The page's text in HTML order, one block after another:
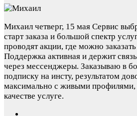
Михаил четверг, 15 мая Сервис
старт заказа и большой спектр
проводят акции, где можно
Поддержка активная и держит связь
через мессенджеры. Заказываю в
подписку на инсту, результатом
максимально с живыми профилями,
качестве услуге.